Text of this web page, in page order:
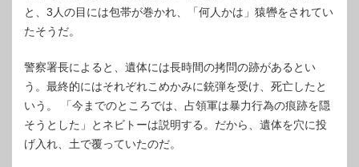
と、3人の目には包帯が巻かれ、「何人かは」猿轡をされてい
たそうだ。
警察署長によると、遺体には長時間の拷問の跡があるとい
う。最終的にはそれぞれこめかみに銃弾を受け、死亡したと
いう。 「今までのところでは、占領軍は暴力行為の痕跡を隠
そうとした」とネビトーは説明する。だから、遺体を穴に投
げ入れ、土で覆っていたのだ。